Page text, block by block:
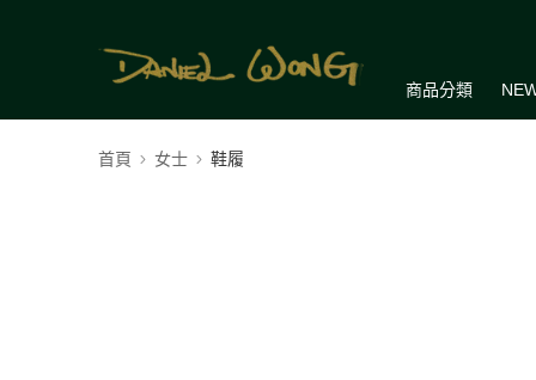
商品分類
首頁 女士 鞋履